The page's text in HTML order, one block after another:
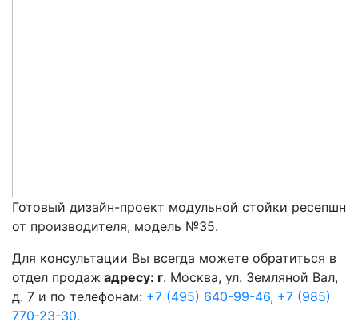
Готовый дизайн-проект модульной стойки ресепшн
от производителя, модель №35.
Для консультации Вы всегда можете обратиться в
отдел продаж адресу: г. Москва, ул. Земляной Вал,
д. 7 и по телефонам: +7 (495) 640-99-46, +7 (985)
770-23-30.